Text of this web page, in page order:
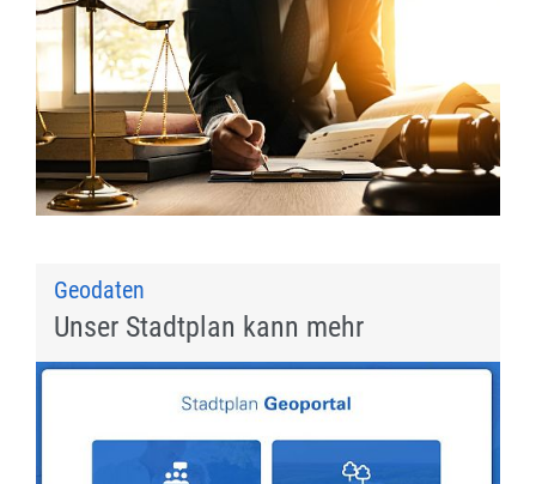
Geodaten
Unser Stadtplan kann mehr